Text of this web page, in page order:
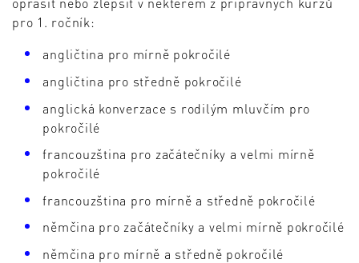
pro 1. ročník:
angličtina pro mírně pokročilé
angličtina pro středně pokročilé
anglická konverzace s rodilým mluvčím pro
pokročilé
francouzština pro začátečníky a velmi mírně
pokročilé
francouzština pro mírně a středně pokročilé
němčina pro začátečníky a velmi mírně pokročilé
němčina pro mírně a středně pokročilé